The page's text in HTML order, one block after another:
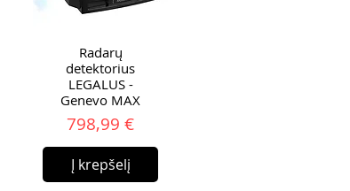
Radarų
detektorius
LEGALUS -
Genevo MAX
Kaina
798,99 €
Į krepšelį